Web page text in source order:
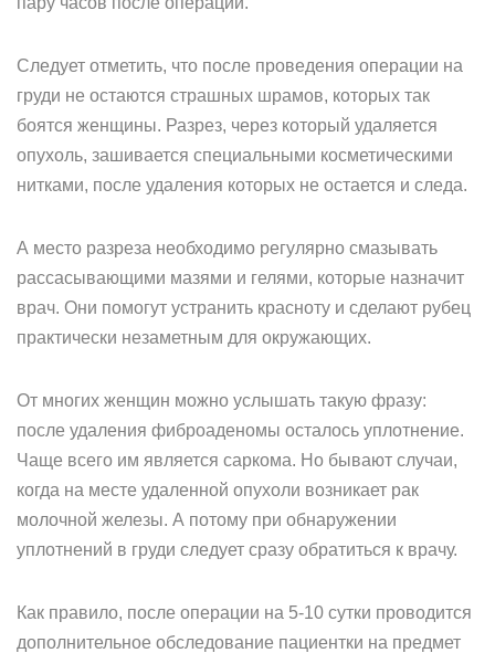
Следует отметить, что после проведения операции на
груди не остаются страшных шрамов, которых так
боятся женщины. Разрез, через который удаляется
опухоль, зашивается специальными косметическими
нитками, после удаления которых не остается и следа.
А место разреза необходимо регулярно смазывать
рассасывающими мазями и гелями, которые назначит
врач. Они помогут устранить красноту и сделают рубец
практически незаметным для окружающих.
От многих женщин можно услышать такую фразу:
после удаления фиброаденомы осталось уплотнение.
Чаще всего им является саркома. Но бывают случаи,
когда на месте удаленной опухоли возникает рак
молочной железы. А потому при обнаружении
уплотнений в груди следует сразу обратиться к врачу.
Как правило, после операции на 5-10 сутки проводится
дополнительное обследование пациентки на предмет